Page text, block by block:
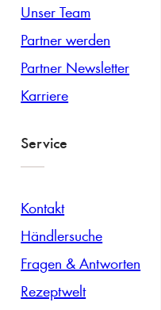
Unser Team
Partner werden
Partner Newsletter
Karriere
Service
Kontakt
Händlersuche
Fragen & Antworten
Rezeptwelt